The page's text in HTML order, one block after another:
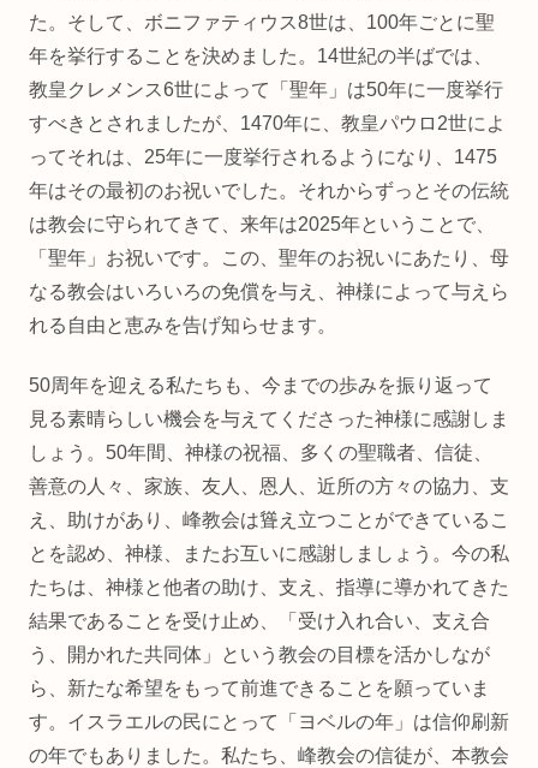
た。そして、ボニファティウス8世は、100年ごとに聖
年を挙行することを決めました。14世紀の半ばでは、
教皇クレメンス6世によって「聖年」は50年に一度挙行
すべきとされましたが、1470年に、教皇パウロ2世によ
ってそれは、25年に一度挙行されるようになり、1475
年はその最初のお祝いでした。それからずっとその伝統
は教会に守られてきて、来年は2025年ということで、
「聖年」お祝いです。この、聖年のお祝いにあたり、母
なる教会はいろいろの免償を与え、神様によって与えら
れる自由と恵みを告げ知らせます。
50周年を迎える私たちも、今までの歩みを振り返って
見る素晴らしい機会を与えてくださった神様に感謝しま
しょう。50年間、神様の祝福、多くの聖職者、信徒、
善意の人々、家族、友人、恩人、近所の方々の協力、支
え、助けがあり、峰教会は聳え立つことができているこ
とを認め、神様、またお互いに感謝しましょう。今の私
たちは、神様と他者の助け、支え、指導に導かれてきた
結果であることを受け止め、「受け入れ合い、支え合
う、開かれた共同体」という教会の目標を活かしなが
ら、新たな希望をもって前進できることを願っていま
す。イスラエルの民にとって「ヨベルの年」は信仰刷新
の年でもありました。私たち、峰教会の信徒が、本教会